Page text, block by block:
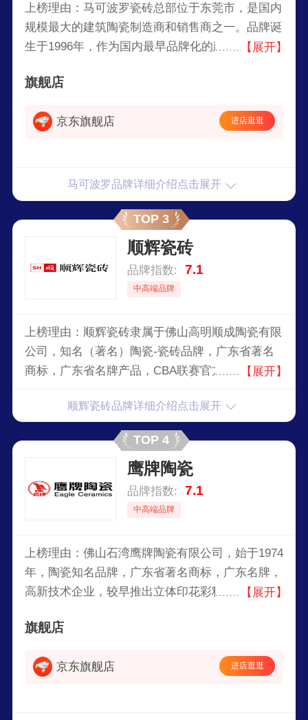
上榜理由：马可波罗瓷砖总部位于东莞市，是国内
规模最大的建筑陶瓷制造商和销售商之一。品牌诞
生于1996年，作为国内最早品牌化的建陶品牌，享
选为2013年中国陶瓷十大品牌，是国内建陶产品系
【展开】
旗舰店
京东旗舰店 进店逛逛
马可波罗品牌详细介绍点击展开
TOP 3
顺辉瓷砖
品牌指数: 7.1
中高端品牌
上榜理由：顺辉瓷砖隶属于佛山高明顺成陶瓷有限
公司，知名（著名）陶瓷-瓷砖品牌，广东省著名
商标，广东省名牌产品，CBA联赛官方指定瓷砖供
善的陶瓷行业大型生产企业之一。顺辉瓷砖拥有占
地面积逾4000亩的三大现代化生产基地，产品品类
丰富、规格齐全，涵盖岩板、薄板、质感砖、瓷抛
砖、大理石瓷砖、釉面砖、现代仿古砖等多品类产
品品质卓越，在尺寸偏差、吸水率、破坏强度、耐
磨性、耐污性等主要技术指标均优于国家标准及欧
【展开】
顺辉瓷砖品牌详细介绍点击展开
TOP 4
鹰牌陶瓷
品牌指数: 7.1
中高端品牌
上榜理由：佛山石湾鹰牌陶瓷有限公司，始于1974
年，陶瓷知名品牌，广东省著名商标，广东名牌，
高新技术企业，较早推出立体印花彩釉砖，专业研
合砖等产品。
【展开】
旗舰店
京东旗舰店 进店逛逛